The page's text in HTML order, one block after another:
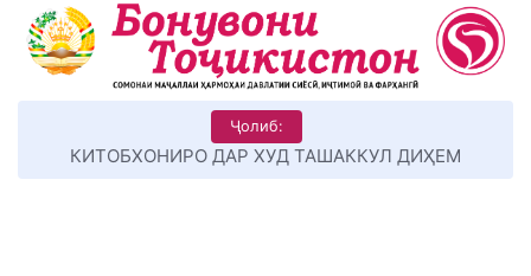
Ҷолиб:
Суханони Пешвои миллат